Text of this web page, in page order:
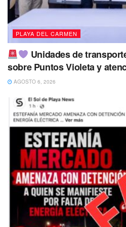
“Cada vez que llueve,
destapar las alcantarillas
acumulada en las calles, que
como, en algunos casos, de
Entre las áreas más afectadas
PLAYA DEL CARMEN
Unidades de
sobre Puntos Violeta y
AGOSTO 6, 2026